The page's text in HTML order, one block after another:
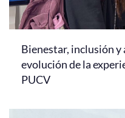
Bienestar, inclusión
evolución de la
PUCV